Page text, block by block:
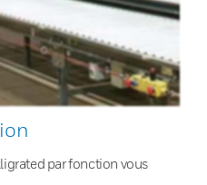
par fonction vous